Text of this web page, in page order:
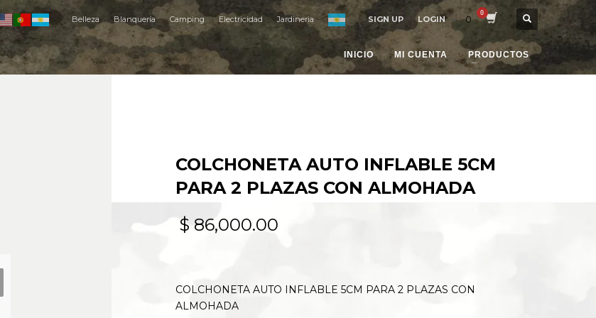
Belleza Blanquería Camping Electricidad Jardineria SIGN UP LOGIN 0
INICIO MI CUENTA PRODUCTOS
COLCHONETA AUTO INFLABLE 5CM
PARA 2 PLAZAS CON ALMOHADA
$ 86,000.00
COLCHONETA AUTO INFLABLE 5CM PARA 2 PLAZAS CON
ALMOHADA